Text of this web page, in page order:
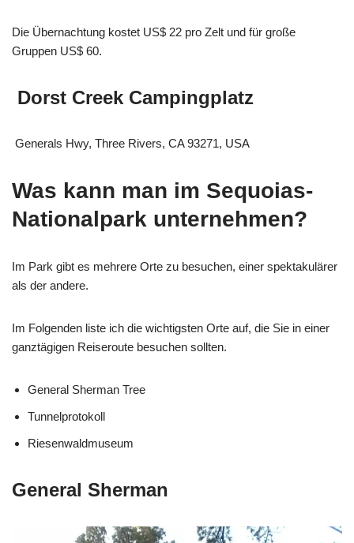
Die Übernachtung kostet US$ 22 pro Zelt und für große
Gruppen US$ 60.
Dorst Creek Campingplatz
Generals Hwy, Three Rivers, CA 93271, USA
Was kann man im Sequoias-
Nationalpark unternehmen?
Im Park gibt es mehrere Orte zu besuchen, einer spektakulärer
als der andere.
Im Folgenden liste ich die wichtigsten Orte auf, die Sie in einer
ganztägigen Reiseroute besuchen sollten.
General Sherman Tree
Tunnelprotokoll
Riesenwaldmuseum
General Sherman